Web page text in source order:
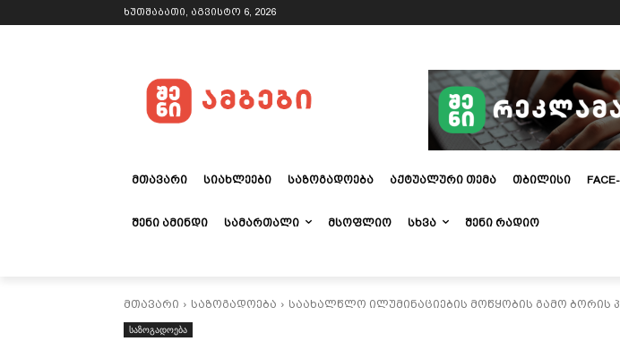
ხუთშაბათი, აგვისტო 6, 2026
ᲛᲗᲐᲕᲐᲠᲘ ᲡᲘᲐᲮᲚᲔᲔᲑᲘ ᲡᲐᲖᲝᲒᲐᲓᲝᲔᲑᲐ ᲐᲥᲢᲣᲐᲚᲣᲠᲘ ᲗᲔᲛᲐ ᲗᲑᲘᲚᲘᲡᲘ
ᲨᲔᲜᲘ ᲐᲛᲘᲜᲓᲘ ᲡᲐᲛᲐᲠᲗᲐᲚᲘ ᲛᲡᲝᲤᲚᲘᲝ ᲡᲮᲕᲐ ᲨᲔᲜᲘ ᲠᲐᲓᲘᲝ
მთავარი საზოგადოება
საახალწლო ილუმინაციების მოწყობის გამო ბორის
საზოგადოება